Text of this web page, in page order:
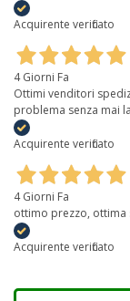
Acquirente verificato
4 Giorni Fa
Ottimi venditori
problema senza mai
Acquirente verificato
4 Giorni Fa
ottimo prezzo, ottima
Acquirente verificato